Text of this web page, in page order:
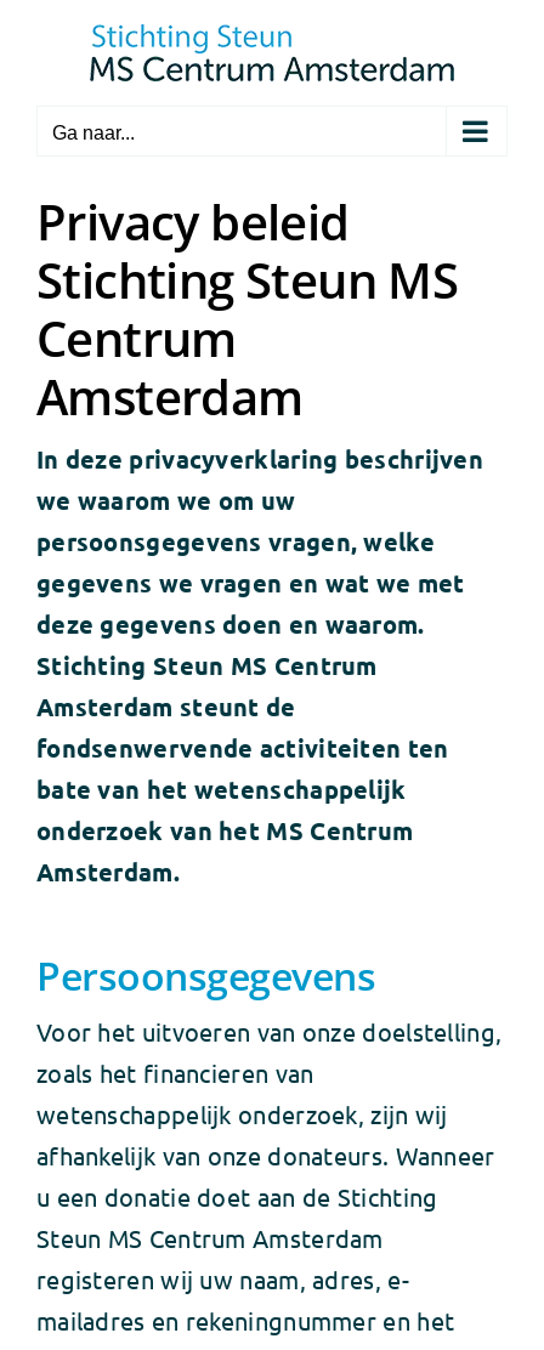
Ga naar...
Privacy beleid
Stichting Steun MS
Centrum
Amsterdam
In deze privacyverklaring beschrijven
we waarom we om uw
persoonsgegevens vragen, welke
gegevens we vragen en wat we met
deze gegevens doen en waarom.
Stichting Steun MS Centrum
Amsterdam steunt de
fondsenwervende activiteiten ten
bate van het wetenschappelijk
onderzoek van het MS Centrum
Amsterdam.
Persoonsgegevens
Voor het uitvoeren van onze doelstelling,
zoals het financieren van
wetenschappelijk onderzoek, zijn wij
afhankelijk van onze donateurs. Wanneer
u een donatie doet aan de Stichting
Steun MS Centrum Amsterdam
registeren wij uw naam, adres, e-
mailadres en rekeningnummer en het